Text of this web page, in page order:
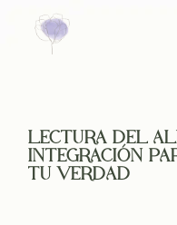
LECTURA DEL
INTEGRACIÓN
TU VERDAD